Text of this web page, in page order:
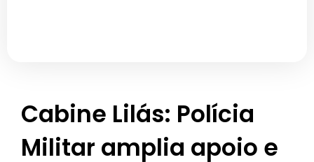
Cabine Lilás: Polícia
Militar amplia apoio e